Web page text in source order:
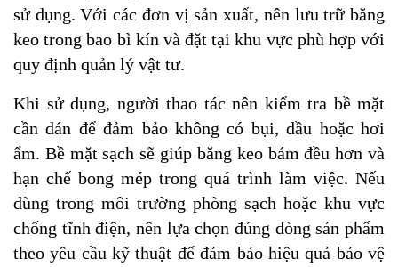
sử dụng. Với các đơn vị sản xuất, nên lưu trữ băng
keo trong bao bì kín và đặt tại khu vực phù hợp với
quy định quản lý vật tư.
Khi sử dụng, người thao tác nên kiểm tra bề mặt
cần dán để đảm bảo không có bụi, dầu hoặc hơi
ẩm. Bề mặt sạch sẽ giúp băng keo bám đều hơn và
hạn chế bong mép trong quá trình làm việc. Nếu
dùng trong môi trường phòng sạch hoặc khu vực
chống tĩnh điện, nên lựa chọn đúng dòng sản phẩm
theo yêu cầu kỹ thuật để đảm bảo hiệu quả bảo vệ